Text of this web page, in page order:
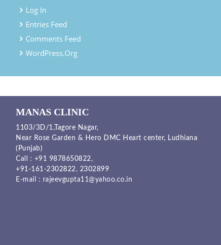
Log In
Entries Feed
Comments Feed
WordPress.org
MANAS CLINIC
1103/3D/1,Tagore Nagar,
Near Rose Garden & Hero DMC Heart center, Ludhiana
(Punjab)
Call : +91 9878650822 ,
+91-161-2302822 , 2302899
E-mail : rajeevgupta11@yahoo.co.in